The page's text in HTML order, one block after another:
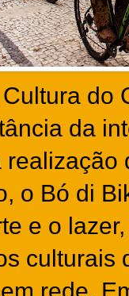
do
da
o Bó di
e o
culturais
rede.